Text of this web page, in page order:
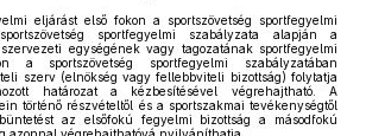
eljárást első fokon a sportszövetség sportfegyelmi
sportfegyelmi szabályzata alapján a
egységének vagy tagozatának sportfegyelmi
a sportszövetség sportfegyelmi szabályzatában
szerv (elnökség vagy fellebbviteli bizottság) folytatja
határozat a kézbesítésével végrehajtható. A
történő részvételtől és a sportszakmai tevékenységtől
az elsőfokú fegyelmi bizottság a másodfokú